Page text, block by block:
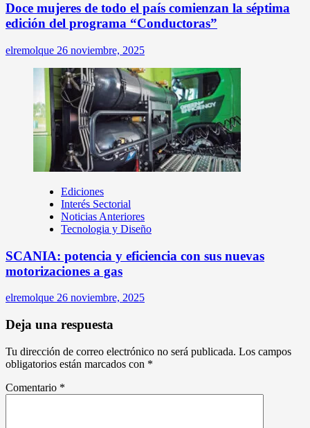
Doce mujeres de todo el país comienzan la séptima
edición del programa “Conductoras”
elremolque 26 noviembre, 2025
Ediciones
Interés Sectorial
Noticias Anteriores
Tecnologia y Diseño
SCANIA: potencia y eficiencia con sus nuevas
motorizaciones a gas
elremolque 26 noviembre, 2025
Deja una respuesta
Tu dirección de correo electrónico no será publicada. Los campos
obligatorios están marcados con *
Comentario *